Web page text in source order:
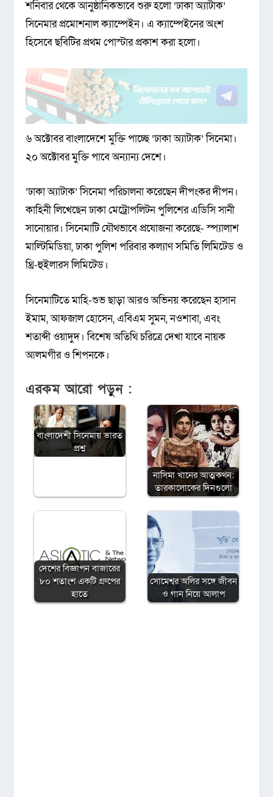
শনিবার থেকে আনুষ্ঠানিকভাবে শুরু হলো ‘ঢাকা অ্যাটাক’
সিনেমার প্রমোশনাল ক্যাম্পেইন। এ ক্যাম্পেইনের অংশ
হিসেবে ছবিটির প্রথম পোস্টার প্রকাশ করা হলো।
৬ অক্টোবর বাংলাদেশে মুক্তি পাচ্ছে ‘ঢাকা অ্যাটাক’ সিনেমা।
২০ অক্টোবর মুক্তি পাবে অন্যান্য দেশে।
‘ঢাকা অ্যাটাক’ সিনেমা পরিচালনা করেছেন দীপংকর দীপন।
কাহিনী লিখেছেন ঢাকা মেট্রোপলিটন পুলিশের এডিসি সানী
সানোয়ার। সিনেমাটি যৌথভাবে প্রযোজনা করেছে- স্প্যালাশ
মাল্টিমিডিয়া, ঢাকা পুলিশ পরিবার কল্যাণ সমিতি লিমিটেড ও
থ্রি-হুইলারস লিমিটেড।
সিনেমাটিতে মাহি-শুভ ছাড়া আরও অভিনয় করেছেন হাসান
ইমাম, আফজাল হোসেন, এবিএম সুমন, নওশাবা, এবং
শতাব্দী ওয়াদুদ। বিশেষ অতিথি চরিত্রে দেখা যাবে নায়ক
আলমগীর ও শিপনকে।
এরকম আরো পড়ুন :
বাংলাদেশী সিনেমায় ভারত
প্রশ্ন
নাসিমা খানের আত্মকথন:
তারকালোকের দিনগুলো
দেশের বিজ্ঞাপন বাজারের
৮০ শতাংশ একটি গ্রুপের
হাতে
সোমেশ্বর অলির সঙ্গে জীবন
ও গান নিয়ে আলাপ